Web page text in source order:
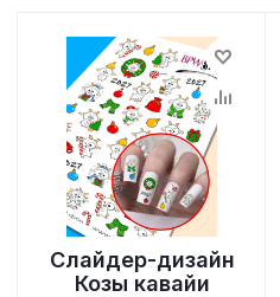
Слайдер-дизайн
Козы кавайи